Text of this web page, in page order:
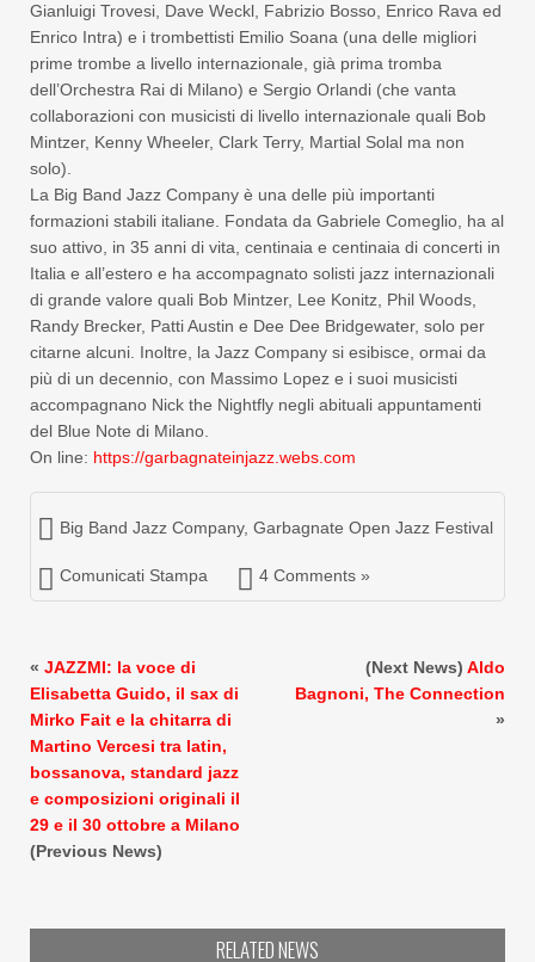
Gianluigi Trovesi, Dave Weckl, Fabrizio Bosso, Enrico Rava ed
Enrico Intra) e i trombettisti Emilio Soana (una delle migliori
prime trombe a livello internazionale, già prima tromba
dell’Orchestra Rai di Milano) e Sergio Orlandi (che vanta
collaborazioni con musicisti di livello internazionale quali Bob
Mintzer, Kenny Wheeler, Clark Terry, Martial Solal ma non
solo).
La Big Band Jazz Company è una delle più importanti
formazioni stabili italiane. Fondata da Gabriele Comeglio, ha al
suo attivo, in 35 anni di vita, centinaia e centinaia di concerti in
Italia e all’estero e ha accompagnato solisti jazz internazionali
di grande valore quali Bob Mintzer, Lee Konitz, Phil Woods,
Randy Brecker, Patti Austin e Dee Dee Bridgewater, solo per
citarne alcuni. Inoltre, la Jazz Company si esibisce, ormai da
più di un decennio, con Massimo Lopez e i suoi musicisti
accompagnano Nick the Nightfly negli abituali appuntamenti
del Blue Note di Milano.
On line: https://garbagnateinjazz.webs. com
Big Band Jazz Company, Garbagnate Open Jazz Festival
Comunicati Stampa 4 Comments »
« JAZZMI: la voce di
Elisabetta Guido, il sax di
Mirko Fait e la chitarra di
Martino Vercesi tra latin,
bossanova, standard jazz
e composizioni originali il
29 e il 30 ottobre a Milano
(Previous News)
(Next News) Aldo
Bagnoni, The Connection
»
RELATED NEWS